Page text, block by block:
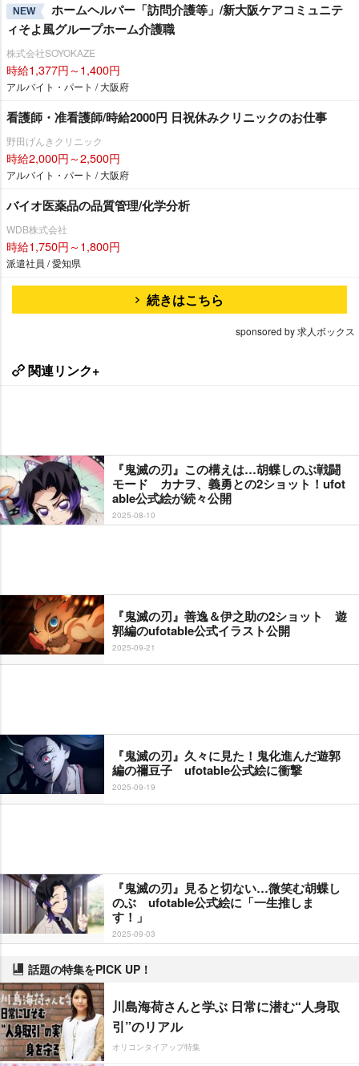
NEW
ホームヘルパー「訪問介護等」/新大阪ケアコミュニテ
ィそよ風グループホーム介護職
株式会社SOYOKAZE
時給1,377円～1,400円
アルバイト・パート / 大阪府
看護師・准看護師/時給2000円 日祝休みクリニックのお仕事
野田げんきクリニック
時給2,000円～2,500円
アルバイト・パート / 大阪府
バイオ医薬品の品質管理/化学分析
WDB株式会社
時給1,750円～1,800円
派遣社員 / 愛知県
続きはこちら
sponsored by 求人ボックス
関連リンク+
『鬼滅の刃』この構えは…胡蝶しのぶ戦闘
モード カナヲ、義勇との2ショット！ufot
able公式絵が続々公開
2025-08-10
『鬼滅の刃』善逸＆伊之助の2ショット 遊
郭編のufotable公式イラスト公開
2025-09-21
『鬼滅の刃』久々に見た！鬼化進んだ遊郭
編の禰豆子 ufotable公式絵に衝撃
2025-09-19
『鬼滅の刃』見ると切ない…微笑む胡蝶し
のぶ ufotable公式絵に「一生推しま
す！」
2025-09-03
話題の特集をPICK UP！
川島海荷さんと学ぶ 日常に潜む“人身取
引”のリアル
オリコンタイアップ特集